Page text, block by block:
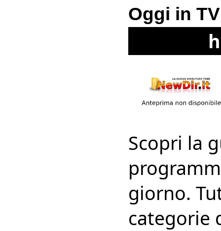
Oggi in TV
Scopri la
giorno.
categorie